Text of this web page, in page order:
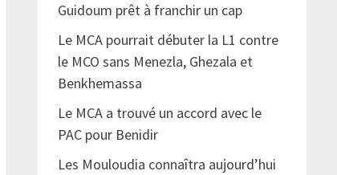
:
Guidoum prêt à franchir un cap
Le MCA pourrait débuter la L1 contre
le MCO sans Menezla, Ghezala et
Benkhemassa
Le MCA a trouvé un accord avec le
PAC pour Benidir
Les Mouloudia connaîtra aujourd’hui